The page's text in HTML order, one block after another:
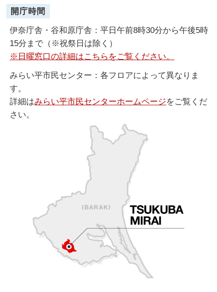
開庁時間
伊奈庁舎・谷和原庁舎：平日午前8時30分から午後5時
15分まで（※祝祭日は除く）
※日曜窓口の詳細はこちらをご覧ください。
みらい平市民センター：各フロアによって異なりま
す。
詳細はみらい平市民センターホームページをご覧くだ
さい。